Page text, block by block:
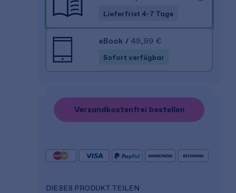
Lieferfrist 4-7 Tage
eBook / 49,99 €
Sofort verfügbar
Versandkostenfrei bestellen
DIESES PRODUKT TEILEN